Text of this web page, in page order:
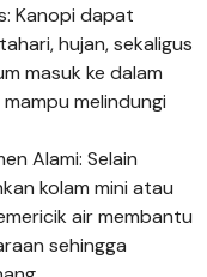
Kanopi dapat
hujan, sekaligus
masuk ke dalam
melindungi
Alami: Selain
kolam mini atau
air membantu
sehingga